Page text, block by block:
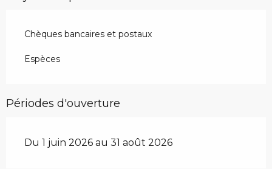
Chèques bancaires et postaux
Espèces
Périodes d'ouverture
Du 1 juin 2026 au 31 août 2026